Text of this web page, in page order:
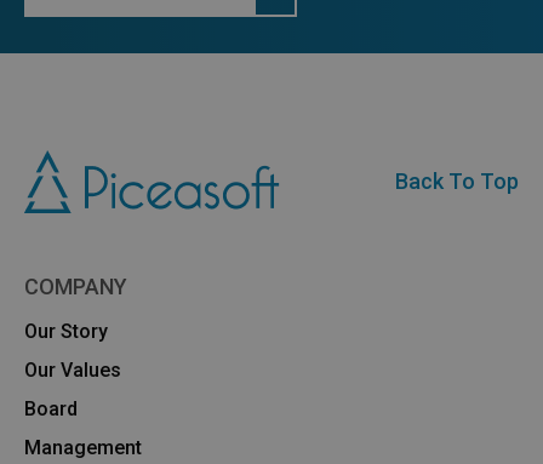
Back To Top
COMPANY
Our Story
Our Values
Board
Management